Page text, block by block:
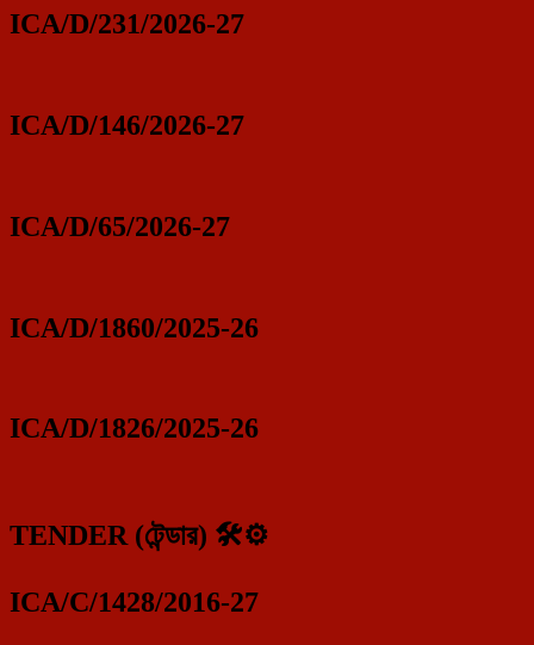
ICA/D/231/2026-27
ICA/D/146/2026-27
ICA/D/65/2026-27
ICA/D/1860/2025-26
ICA/D/1826/2025-26
TENDER (টেন্ডার) 🛠️⚙️
ICA/C/1428/2016-27